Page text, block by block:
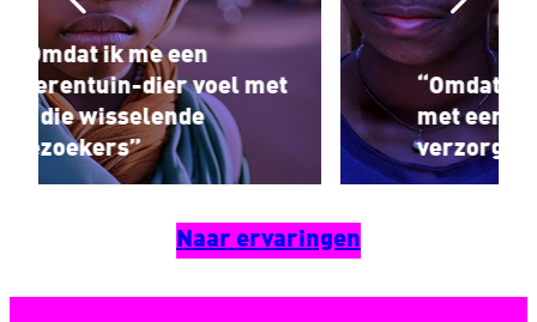
met
“Omdat ik band nodig heb
met een vaste, liefdevolle
verzorger.”
Naar ervaringen